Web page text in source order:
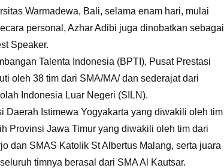
Warmadewa, Bali, selama enam hari, mulai
personal, Azhar Adibi juga dinobatkan sebagai
Speaker.
Talenta Indonesia (BPTI), Pusat Prestasi
oleh 38 tim dari SMA/MA/ dan sederajat dari
Indonesia Luar Negeri (SILN).
Daerah Istimewa Yogyakarta yang diwakili oleh tim
Provinsi Jawa Timur yang diwakili oleh tim dari
dan SMAS Katolik St Albertus Malang, serta juara
timnya berasal dari SMA Al Kautsar.